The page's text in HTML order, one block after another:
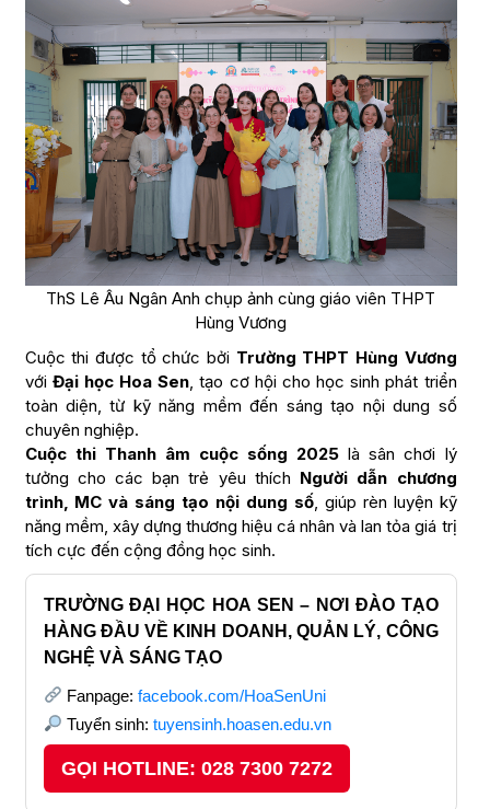
ThS Lê Âu Ngân Anh chụp ảnh cùng giáo viên THPT
Hùng Vương
Cuộc thi được tổ chức bởi Trường THPT Hùng Vương
với Đại học Hoa Sen, tạo cơ hội cho học sinh phát triển
toàn diện, từ kỹ năng mềm đến sáng tạo nội dung số
chuyên nghiệp.
Cuộc thi Thanh âm cuộc sống 2025 là sân chơi lý
tưởng cho các bạn trẻ yêu thích Người dẫn chương
trình, MC và sáng tạo nội dung số, giúp rèn luyện kỹ
năng mềm, xây dựng thương hiệu cá nhân và lan tỏa giá trị
tích cực đến cộng đồng học sinh.
TRƯỜNG ĐẠI HỌC HOA SEN – NƠI ĐÀO TẠO
HÀNG ĐẦU VỀ KINH DOANH, QUẢN LÝ, CÔNG
NGHỆ VÀ SÁNG TẠO
Fanpage: facebook.com/HoaSenUni
Tuyển sinh: tuyensinh.hoasen.edu.vn
GỌI HOTLINE: 028 7300 7272